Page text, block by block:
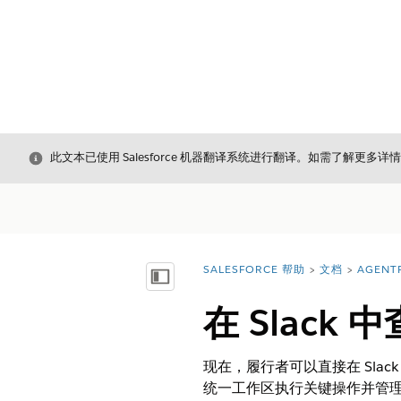
关闭
此文本已使用 Salesforce 机器翻译系统进行翻译。如需了解更多详
显示目录 您在此处：
SALESFORCE 帮助 文档
在 Slack 中
现在，履行者可以直接在
统一工作区执行关键操作并管